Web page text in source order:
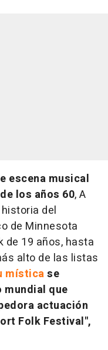
escena musical
los años 60, A
del
de Minnesota
de 19 años, hasta
alto de las listas
místicase
mundial que
actuación
Folk Festival",